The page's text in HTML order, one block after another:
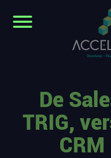
De
TRIG,
CRM